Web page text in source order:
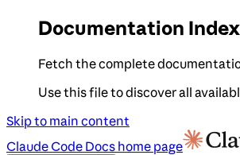
Documentation Index
Fetch the complete
Use this file to discover all
Skip to main content
Claude Code Docs home page